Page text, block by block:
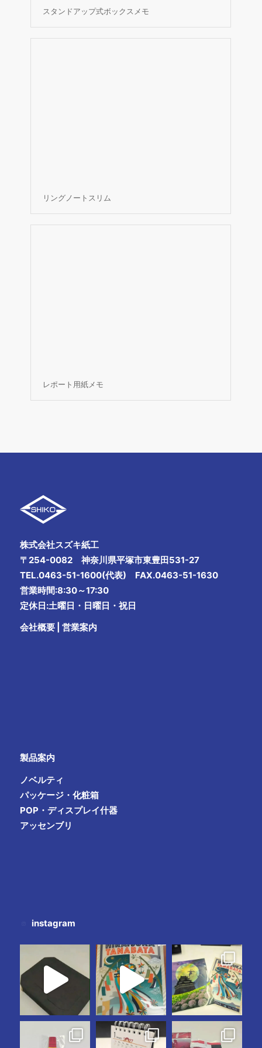
スタンドアップ式ボックスメモ
リングノートスリム
レポート用紙メモ
株式会社スズキ紙工
〒254-0082 神奈川県平塚市東豊田531-27
TEL.0463-51-1600(代表) FAX.0463-51-1630
営業時間:8:30～17:30
定休日:土曜日・日曜日・祝日
会社概要| 営業案内
製品案内
ノベルティ
パッケージ・化粧箱
POP・ディスプレイ什器
アッセンブリ
instagram